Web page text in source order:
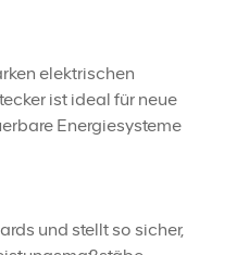
elektrischen
ist ideal für neue
Energiesysteme
und stellt so sicher,